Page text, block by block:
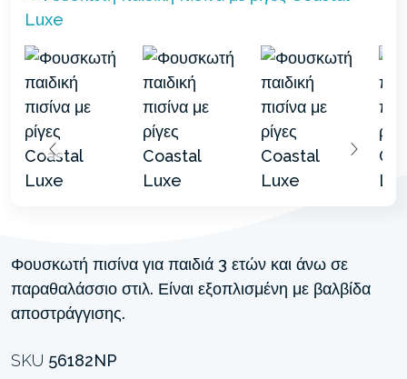
Φουσκωτή πισίνα για παιδιά 3 ετών και άνω σε
παραθαλάσσιο στιλ. Είναι εξοπλισμένη με βαλβίδα
αποστράγγισης.
SKU 56182NP